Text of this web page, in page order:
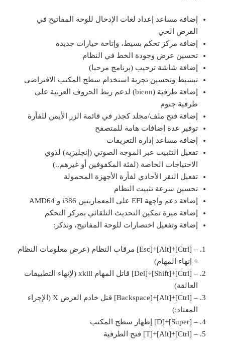
إضافة مساعد إعداد لغات الإدخال للوحة المفاتيح في
القرص الحي
إضافة مركز تحكم بسيط، وإتاحة خيارات جديدة
تحسين عرض وجودة الخط في النظام
إضافة شاشة ترحيب (برنامج مرحبا)
تبسيط وتحسين تجربة استخدام سطح المكتب الافتراضي
إضافة طرفية (bicon) لدعم ربط الحروف العربية على
طرفية جنوم
إضافة فتح ملف/مجلد كجذر في قائمة الزر الأيمن للفأرة
توفير عدة إضافات هامة للمتصفح
إضافة مساعد إدارة التعريفات
تفعيل التثبيت عبر الموجه الصوتي (إنجليزية) لذوي
الاحتياجات الخاصة (لفئة المكفوفين أو غيرهم..)
تفعيل النقر الأحادي لفأرة الأجهزة المحمولة
تحسين سرعة تثبيت النظام
إضافة دعم واجهة EFI على المعماريتين i386 و AMD64
إضافة ميزة تمكين التحديث التلقائي بمركز التحكم
إضافة وتفعيل اختصارات للوحة المفاتيح، ونذكر:
– [Ctrl]+[Alt]+[Esc] مرقاب النظام (عرض معلومات النظام
+ إنهاء المهام)
– [Ctrl]+[Shift]+[Del] قاتل المهام xkill (لإنهاء التطبيقات
العالقة)
– [Ctrl]+[Alt]+[Backspace] قتل خادم العرض X (الإجراء
المعتاد:)
– [Super]+[D] إظهار سطح المكتب
– [Ctrl]+[Alt]+[T] فتح الطرفية